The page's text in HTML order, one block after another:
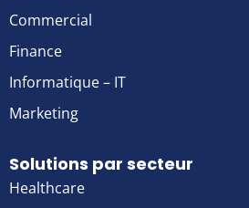
Commercial
Finance
Informatique – IT
Marketing
Solutions par secteur
Healthcare